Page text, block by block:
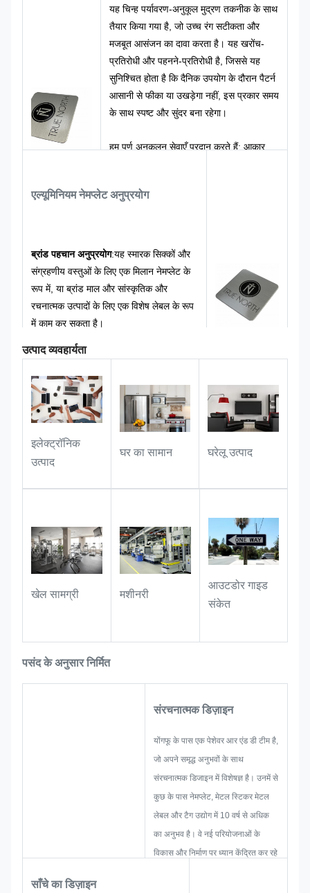
यह चिन्ह पर्यावरण-अनुकूल मुद्रण तकनीक के साथ
तैयार किया गया है, जो उच्च रंग सटीकता और
मजबूत आसंजन का दावा करता है। यह खरोंच-
प्रतिरोधी और पहनने-प्रतिरोधी है, जिससे यह
सुनिश्चित होता है कि दैनिक उपयोग के दौरान पैटर्न
आसानी से फीका या उखड़ेगा नहीं, इस प्रकार समय
के साथ स्पष्ट और सुंदर बना रहेगा।
हम पूर्ण अनुकूलन सेवाएँ प्रदान करते हैं: आकार,
किया जा सकता है। चाहे आप न्यूनतम या विस्तृत
बना सकते हैं।
एल्यूमिनियम नेमप्लेट अनुप्रयोग
ब्रांड पहचान अनुप्रयोग:यह स्मारक सिक्कों और
संग्रहणीय वस्तुओं के लिए एक मिलान नेमप्लेट के
रूप में, या ब्रांड माल और सांस्कृतिक और
रचनात्मक उत्पादों के लिए एक विशेष लेबल के रूप
में काम कर सकता है।
उपहार एवं स्मारक वस्तु अनुप्रयोग:यह स्मारक
उपहारों और कॉर्पोरेट/व्यावसायिक उपहारों के लिए
एक कस्टम नेमप्लेट के रूप में आदर्श है, जो उपहार
के प्रीमियम अनुभव और स्मारक मूल्य को बढ़ाने के
लिए एक अद्वितीय चिह्न जोड़ता है।
उत्पाद व्यवहार्यता
इलेक्ट्रॉनिक
उत्पाद
घर का सामान घरेलू उत्पाद
खेल सामग्री मशीनरी
आउटडोर गाइड
संकेत
पसंद के अनुसार निर्मित
संरचनात्मक डिज़ाइन
योंगफू के पास एक पेशेवर आर एंड डी टीम है,
जो अपने समृद्ध अनुभवों के साथ
संरचनात्मक डिजाइन में विशेषज्ञ है। उनमें से
कुछ के पास नेमप्लेट, मेटल स्टिकर मेटल
लेबल और टैग उद्योग में 10 वर्ष से अधिक
का अनुभव है। वे नई परियोजनाओं के
विकास और निर्माण पर ध्यान केंद्रित कर रहे
साँचे का डिज़ाइन